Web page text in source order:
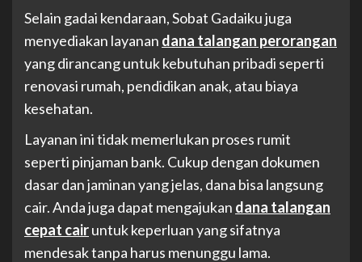
Selain gadai kendaraan, Sobat Gadaiku juga
menyediakan layanan dana talangan perorangan
yang dirancang untuk kebutuhan pribadi seperti
renovasi rumah, pendidikan anak, atau biaya
kesehatan.
Layanan ini tidak memerlukan proses rumit
seperti pinjaman bank. Cukup dengan dokumen
dasar dan jaminan yang jelas, dana bisa langsung
cair. Anda juga dapat mengajukan dana talangan
cepat cairuntuk keperluan yang sifatnya
mendesak tanpa harus menunggu lama.